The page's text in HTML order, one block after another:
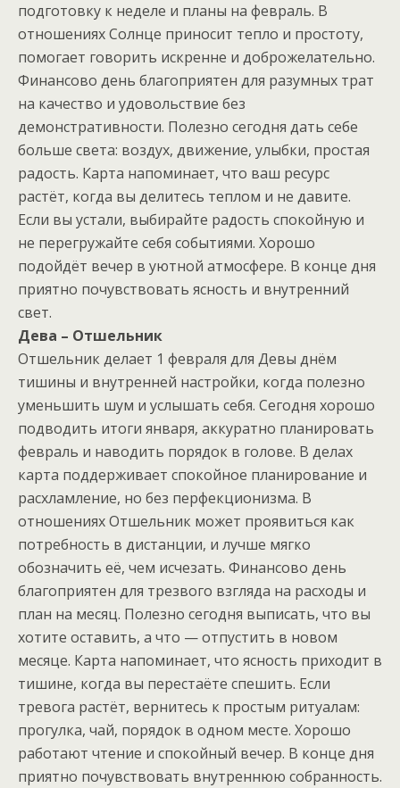
подготовку к неделе и планы на февраль. В
отношениях Солнце приносит тепло и простоту,
помогает говорить искренне и доброжелательно.
Финансово день благоприятен для разумных трат
на качество и удовольствие без
демонстративности. Полезно сегодня дать себе
больше света: воздух, движение, улыбки, простая
радость. Карта напоминает, что ваш ресурс
растёт, когда вы делитесь теплом и не давите.
Если вы устали, выбирайте радость спокойную и
не перегружайте себя событиями. Хорошо
подойдёт вечер в уютной атмосфере. В конце дня
приятно почувствовать ясность и внутренний
свет.
Дева – Отшельник
Отшельник делает 1 февраля для Девы днём
тишины и внутренней настройки, когда полезно
уменьшить шум и услышать себя. Сегодня хорошо
подводить итоги января, аккуратно планировать
февраль и наводить порядок в голове. В делах
карта поддерживает спокойное планирование и
расхламление, но без перфекционизма. В
отношениях Отшельник может проявиться как
потребность в дистанции, и лучше мягко
обозначить её, чем исчезать. Финансово день
благоприятен для трезвого взгляда на расходы и
план на месяц. Полезно сегодня выписать, что вы
хотите оставить, а что — отпустить в новом
месяце. Карта напоминает, что ясность приходит в
тишине, когда вы перестаёте спешить. Если
тревога растёт, вернитесь к простым ритуалам:
прогулка, чай, порядок в одном месте. Хорошо
работают чтение и спокойный вечер. В конце дня
приятно почувствовать внутреннюю собранность.